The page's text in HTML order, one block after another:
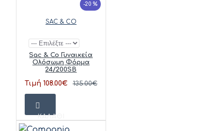
-20 %
SAC & CO
Sac & Co Γυναικεία
Ολόσωμη Φόρμα
24/200SB
Τιμή 108.00€ 135.00€
ΚΑΛΆΘΙ